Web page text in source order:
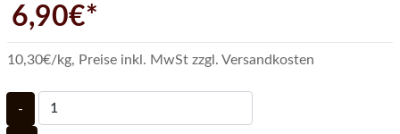
6,90€*
10,30€/kg, Preise inkl. MwSt zzgl. Versandkosten
-